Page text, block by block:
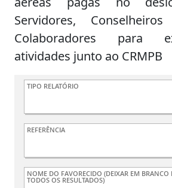
Servidores,
Colaboradores para
atividades junto ao CRMPB